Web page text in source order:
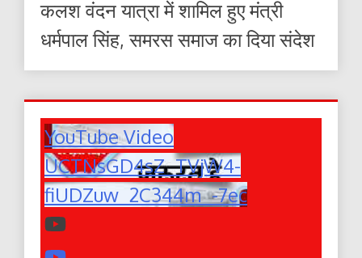
कलश वंदन यात्रा में शामिल हुए मंत्री
धर्मपाल सिंह, समरस समाज का दिया संदेश
YouTube Video
UCTNsGD4sZ_TVjW4-
fiUDZuw_2C344m_-7ec